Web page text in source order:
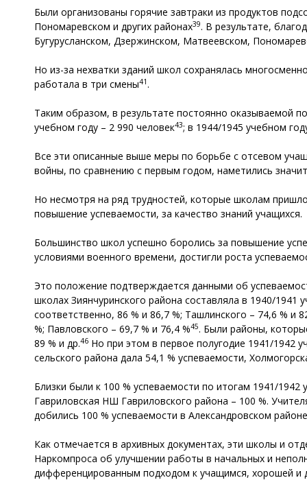
Были организованы горячие завтраки из продуктов
Пономаревском и других районах39. В результате,
Бугурусланском, Дзержинском, Матвеевском,
Но из-за нехватки зданий школ сохранялась
работала в три смены41.
Таким образом, в результате постоянно оказываемой
учебном году – 2 990 человек43; в 1944/1945 учебном
Все эти описанные выше меры по борьбе с отсевом
войны, по сравнению с первым годом, наметились
Но несмотря на ряд трудностей, которые школам
повышение успеваемости, за качество знаний учащихся.
Большинство школ успешно боролись за повышение
условиями военного времени, достигли роста
Это положение подтверждается данными об
школах Зиянчуринского района составляла в 1940/
соответственно, 86 % и 86,7 %; Ташлинского – 74,6 % и
%; Павловского – 69,7 % и 76,4 %45. Были районы,
89 % и др.46 Но при этом в первое полугодие 1941/1942
сельского района дала 54,1 % успеваемости,
Близки были к 100 % успеваемости по итогам 1941/
Гавриловская НШ Гавриловского района – 100 %.
добились 100 % успеваемости в Александровском
Как отмечается в архивных документах, эти школы и
Наркомпроса об улучшении работы в начальных и
дифференцированным подходом к учащимся, хорошей и